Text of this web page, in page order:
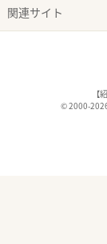
関連サイト
【
© 2000-